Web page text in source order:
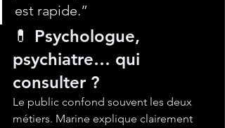
est rapide.”
💊 Psychologue,
psychiatre… qui
consulter ?
Le public confond souvent les deux
métiers. Marine explique clairement